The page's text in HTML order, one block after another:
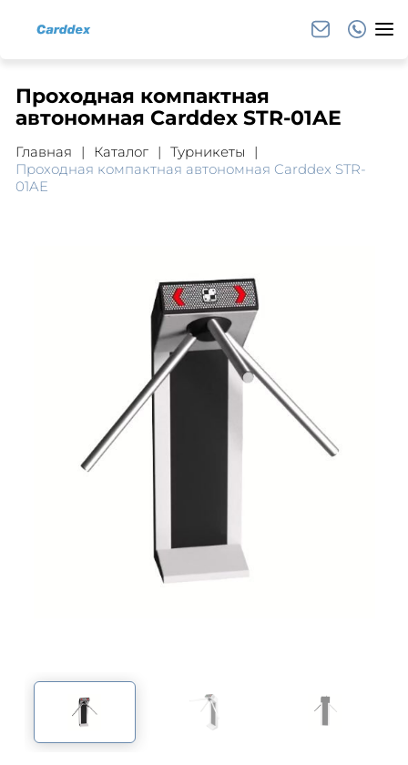
Проходная компактная
автономная Carddex STR-01AE
Главная Каталог
Турникеты
Проходная компактная автономная Carddex STR-
01AE